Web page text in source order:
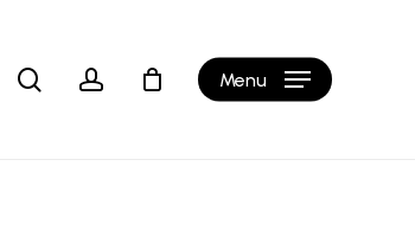
searchaccount Menu Cart